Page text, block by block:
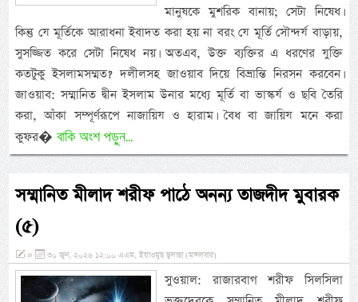
মানুষকে মুশরিক বানায়; সেটা নিষেধ।
কিন্তু যে মূর্তিকে আরাধনা ইবাদত করা হয় না বরং যে মূর্তি সৌন্দর্য বাড়ায়,
সুসজ্জিত করে সেটা নিষেধ নয়। অতএব, উক্ত ব্যক্তির এ ধরণের যুক্তি
কতটুকু ইসলামসম্মত? দলীলসহ জাওয়াব দিয়ে বিভ্রান্তি নিরসন করবেন।
জাওয়াব: সম্মানিত দ্বীন ইসলাম উনার মধ্যে মূর্তি বা ভাস্কর্য ও ছবি তৈরি
করা, আঁকা সম্পূর্ণরূপে নাজায়িয ও হারাম। বৈধ বা জায়িয মনে করা
কুফর�বাকি অংশ পড়ুন...
সম্মানিত মীলাদ শরীফ পাঠে অনন্য তাজদীদ মুবারক
(৫)
» ৩০ জুন, ২০২৬ ১২:০০ এএম, ইয়াওমুছ ছুলাছা (মঙ্গলবার)
সুওয়াল: রাজারবাগ শরীফ সিলসিলা